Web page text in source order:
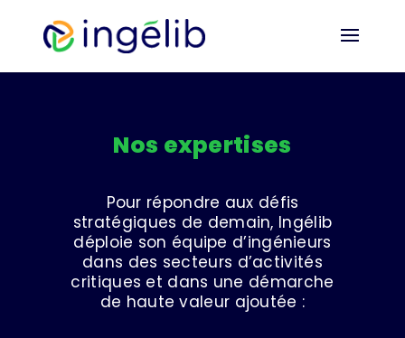
Nos expertises
Pour répondre aux défis
stratégiques de demain, Ingélib
déploie son équipe d’ingénieurs
dans des secteurs d’activités
critiques et dans une démarche
de haute valeur ajoutée :